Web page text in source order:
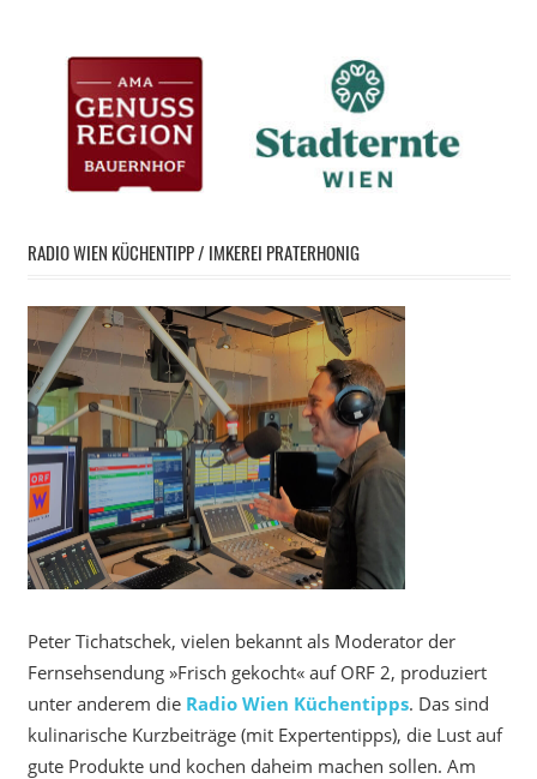
RADIO WIEN KÜCHENTIPP / IMKEREI PRATERHONIG
Peter Tichatschek, vielen bekannt als Moderator der
Fernsehsendung »Frisch gekocht« auf ORF 2, produziert
unter anderem die Radio Wien Küchentipps. Das sind
kulinarische Kurzbeiträge (mit Expertentipps), die Lust auf
gute Produkte und kochen daheim machen sollen. Am